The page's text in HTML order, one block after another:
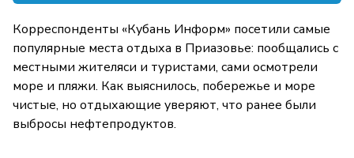
Корреспонденты «Кубань Информ» посетили самые
популярные места отдыха в Приазовье: пообщались с
местными жителяси и туристами, сами осмотрели
море и пляжи. Как выяснилось, побережье и море
чистые, но отдыхающие уверяют, что ранее были
выбросы нефтепродуктов.